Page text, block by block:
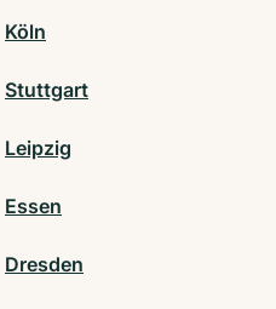
Köln
Stuttgart
Leipzig
Essen
Dresden